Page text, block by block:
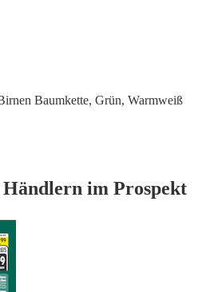
Baumkette, Grün, Warmweiß
im Prospekt